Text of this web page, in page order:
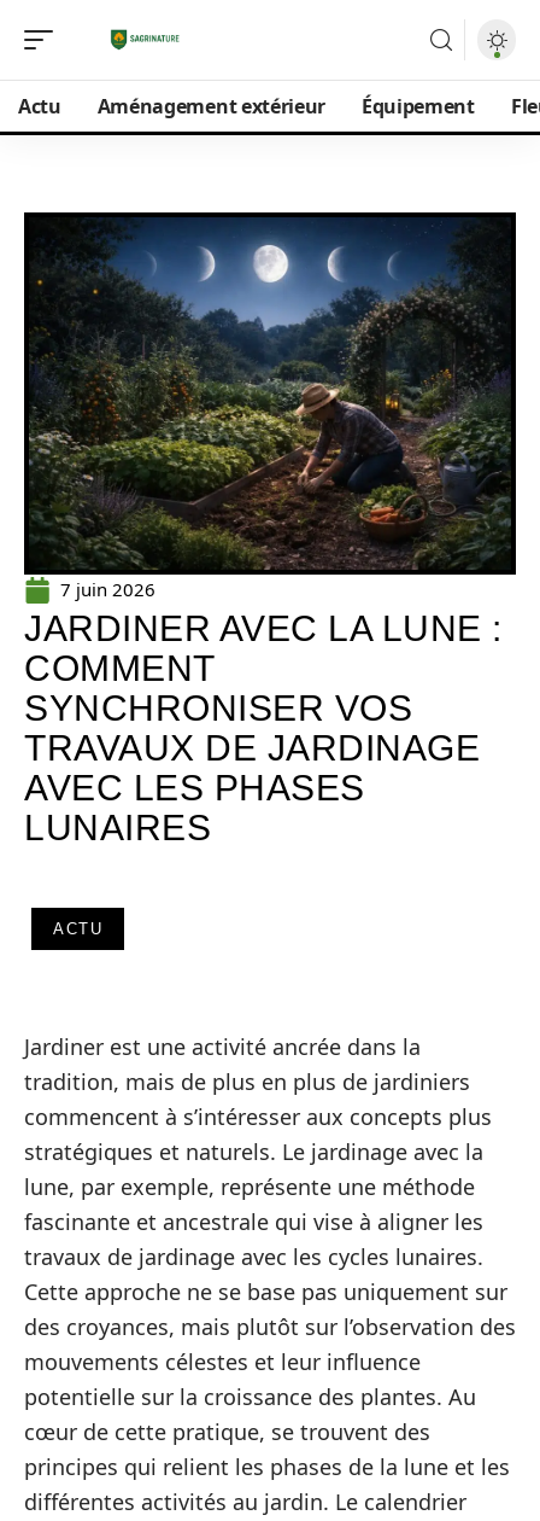
Actu Aménagement extérieur Équipement
7 juin 2026
JARDINER AVEC LA LUNE :
COMMENT
SYNCHRONISER VOS
TRAVAUX DE JARDINAGE
AVEC LES PHASES
LUNAIRES
ACTU
Jardiner est une activité ancrée dans la
tradition, mais de plus en plus de jardiniers
commencent à s’intéresser aux concepts plus
stratégiques et naturels. Le jardinage avec la
lune, par exemple, représente une méthode
fascinante et ancestrale qui vise à aligner les
travaux de jardinage avec les cycles lunaires.
Cette approche ne se base pas uniquement sur
des croyances, mais plutôt sur l’observation des
mouvements célestes et leur influence
potentielle sur la croissance des plantes. Au
cœur de cette pratique, se trouvent des
principes qui relient les phases de la lune et les
différentes activités au jardin. Le calendrier